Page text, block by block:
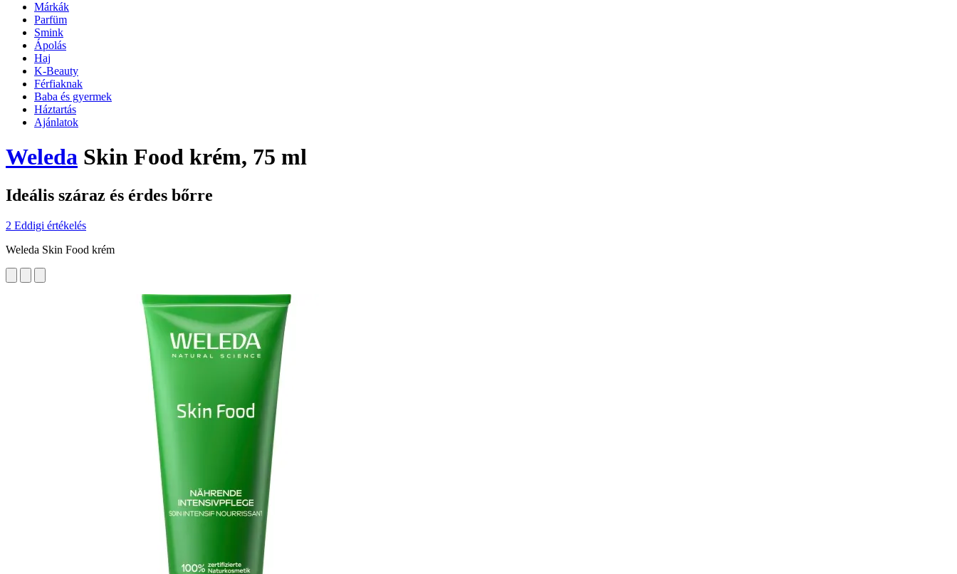
Márkák
Parfüm
Smink
Ápolás
Haj
K-Beauty
Férfiaknak
Baba és gyermek
Háztartás
Ajánlatok
Weleda Skin Food krém, 75 ml
Ideális száraz és érdes bőrre
2 Eddigi értékelés
Weleda Skin Food krém